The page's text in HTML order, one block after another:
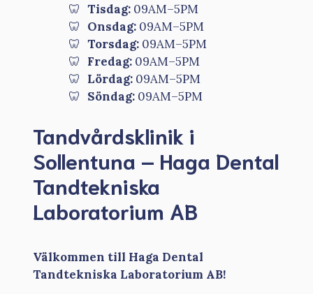
Tisdag: 09AM–5PM
Onsdag: 09AM–5PM
Torsdag: 09AM–5PM
Fredag: 09AM–5PM
Lördag: 09AM–5PM
Söndag: 09AM–5PM
Tandvårdsklinik i
Sollentuna – Haga Dental
Tandtekniska
Laboratorium AB
Välkommen till Haga Dental
Tandtekniska Laboratorium AB!